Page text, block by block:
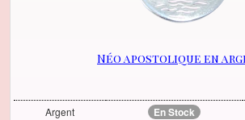
Néo apostolique en
Argent En Stock